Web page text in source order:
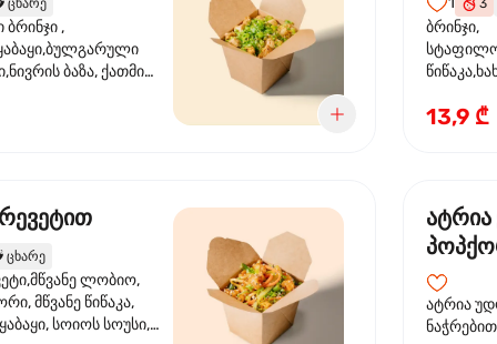
ცხარე
,
ბაზა, ქათმის
ხახვი,სეზამის
3
ბრინჯი,
სოუსი,
13,9 ₾
ცხარე
ლობიო,
მწვანე წიწაკა,
სოიოს სოუსი,
ატრია
სოსუით
ატრია
ნაჭრებით,